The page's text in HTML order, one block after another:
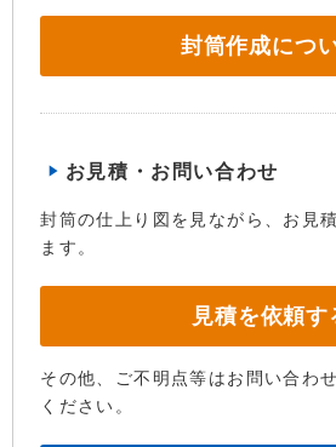
封筒作成につ
お見積・お問い合わせ
封筒の仕上り図を見ながら、お見
ます。
見積を依頼す
その他、ご不明点等はお問い合わ
ください。